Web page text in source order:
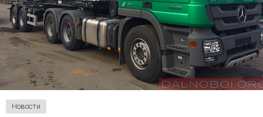
Новости